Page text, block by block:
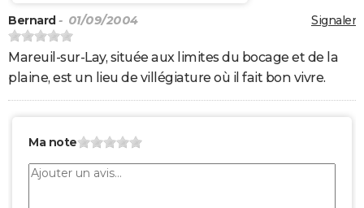
Signaler
Bernard - 01/09/2004
Mareuil-sur-Lay, située aux limites du bocage et de la
plaine, est un lieu de villégiature où il fait bon vivre.
Ma note